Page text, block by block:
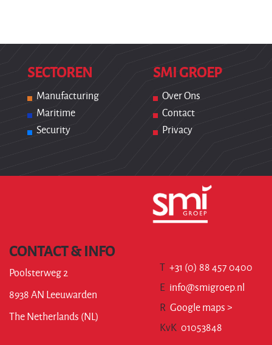
SECTOREN
Manufacturing
Maritime
Security
SMI GROEP
Over Ons
Contact
Privacy
CONTACT & INFO
Poolsterweg 2
8938 AN Leeuwarden
The Netherlands (NL)
T +31 (0) 88 457 0400
E info@smigroep.nl
R Google maps >
KvK 01053848